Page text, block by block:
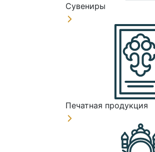
Сувениры
Печатная продукция